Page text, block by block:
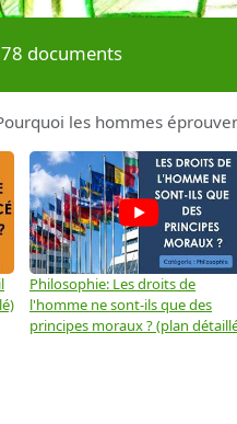
documents
les hommes
Philosophie: Les droits de
l'homme ne sont-ils que des
principes moraux ? (plan